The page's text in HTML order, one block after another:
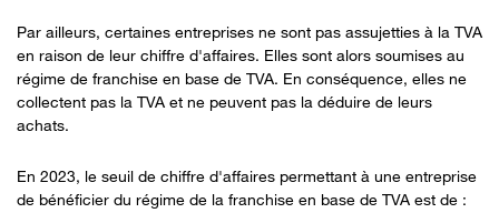
Par ailleurs, certaines entreprises ne sont pas assujetties à la TVA
en raison de leur chiffre d'affaires. Elles sont alors soumises au
régime de franchise en base de TVA. En conséquence, elles ne
collectent pas la TVA et ne peuvent pas la déduire de leurs
achats.
En 2023, le seuil de chiffre d'affaires permettant à une entreprise
de bénéficier du régime de la franchise en base de TVA est de :